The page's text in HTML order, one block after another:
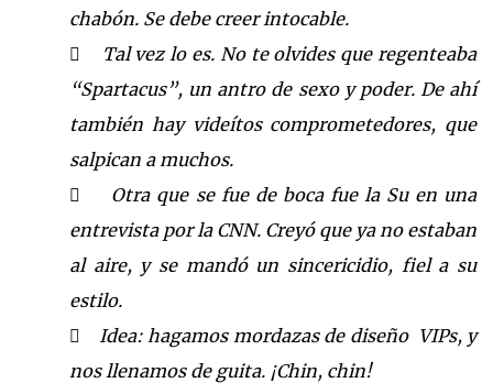
chabón. Se debe creer intocable.
 Tal vez lo es. No te olvides que regenteaba
“Spartacus”, un antro de sexo y poder. De ahí
también hay videítos comprometedores, que
salpican a muchos.
 Otra que se fue de boca fue la Suen una
entrevista porla CNN. Creyóque ya no estaban
al aire, y se mandó un sincericidio, fiel a su
estilo.
 Idea: hagamos mordazas de diseño VIPs, y
nos llenamos de guita. ¡Chin, chin!